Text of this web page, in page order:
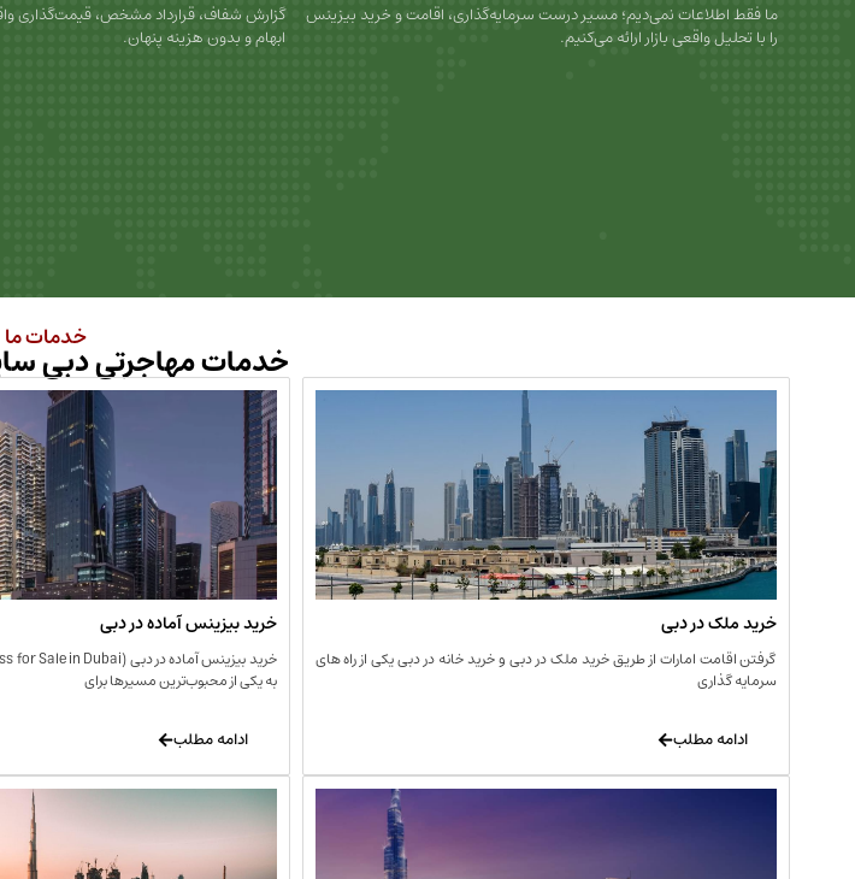
ما فقط اطلاعات نمی‌دیم؛ مسیر درست سرمایه‌گذاری، اقامت و خرید بیزینس
را با تحلیل واقعی بازار ارائه می‌کنیم.
گزارش شفاف، قرارداد مشخص، قیمت‌گذاری
ابهام و بدون هزینه پنهان.
خدمات ماخدمات مهاجرتی دبی
خرید ملک در دبی
گرفتن اقامت امارات از طریق خرید ملک در دبی و خرید خانه در دبی یکی از راه های
سرمایه گذاری
ادامه مطلب
خرید بیزینس آماده در دبی
به یکی از محبوب‌ترین مسیرها برای
ادامه مطلب